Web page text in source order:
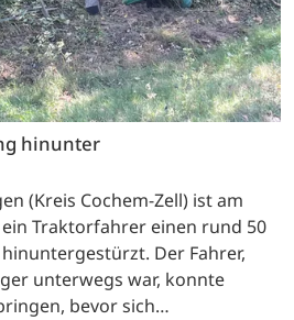
hinunter
(Kreis Cochem-Zell) ist am
Traktorfahrer einen rund 50
Der Fahrer,
unterwegs war, konnte
bevor sich…